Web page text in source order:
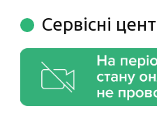
Сервiснi